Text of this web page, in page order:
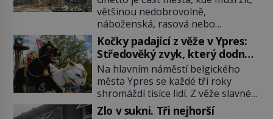
většinou nedobrovolně,
náboženská, rasová nebo
národnostní menšina obyvatel.
Bohaté historické zkušenosti mají s
takovým životem Židé. Už od
středověku jsou totiž v každou
chvíli nuceni v nějakém žít. Mezi ty
nejslavnější patří i římské ghetto
založené v roce 1555. Pokud jde o
Kočky padající z věže v Ypres:
Středověký zvyk, který dodnes
budí rozpaky
Na hlavním náměstí belgického
města Ypres se každé tři roky
shromáždí tisíce lidí. Z věže slavné
tržnice létají do davu kočky, diváci
Zlo v sukni. Tři nejhorší